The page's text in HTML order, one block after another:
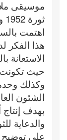
موسيقى
اهتمت
هذا الفكر
الاستعانة
حيث تكونت
وكذلك وحدة
بهدف
والدعاية
على